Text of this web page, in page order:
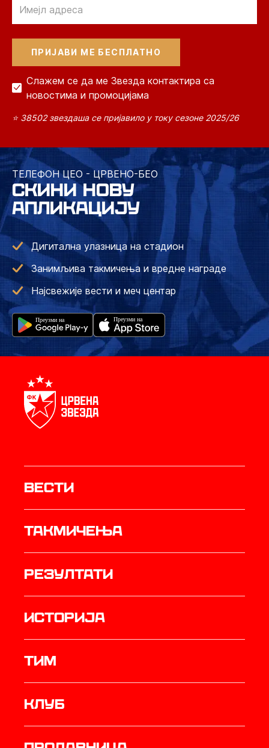
Слажем се да ме Звезда контактира са
новостима и промоцијама
⭐ 38502 звездаша се пријавило у току сезоне 2025/26
ТЕЛЕФОН ЦЕО - ЦРВЕНО-БЕО
СКИНИ НОВУ
АПЛИКАЦИЈУ
Дигитална улазница на стадион
Занимљива такмичења и вредне награде
Најсвежије вести и меч центар
Вести
Такмичења
резултати
историја
ТИМ
Клуб